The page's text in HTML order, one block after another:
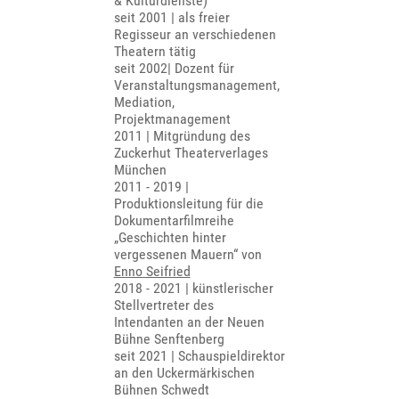
seit 2001 | als freier
Regisseur an verschiedenen
Theatern tätig
seit 2002| Dozent für
Veranstaltungsmanagement,
Mediation,
Projektmanagement
2011 | Mitgründung des
Zuckerhut Theaterverlages
München
2011 - 2019 |
Produktionsleitung für die
Dokumentarfilmreihe
„Geschichten hinter
vergessenen Mauern“ von
Enno Seifried
2018 - 2021 | künstlerischer
Stellvertreter des
Intendanten an der Neuen
Bühne Senftenberg
seit 2021 | Schauspieldirektor
an den Uckermärkischen
Bühnen Schwedt